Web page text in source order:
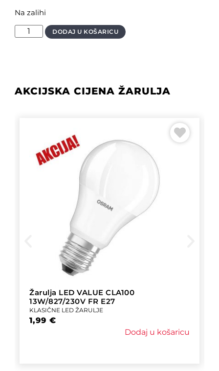
Na zalihi
DODAJ U KOŠARICU
AKCIJSKA CIJENA ŽARULJA
Žarulja LED VALUE CLA100
13W/827/230V FR E27
KLASIČNE LED ŽARULJE
1,99 €
Dodaj u košaricu